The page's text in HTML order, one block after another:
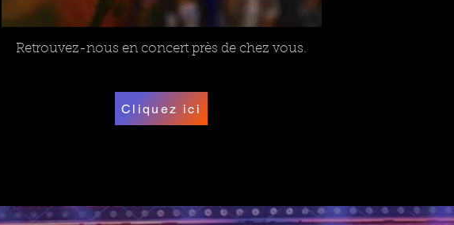
Retrouvez-nous en concert près de chez vous.
Cliquez ici